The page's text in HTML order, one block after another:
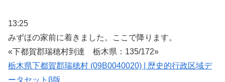
13:25
みずほの家前に着きました。ここで降ります。
«下都賀郡瑞穂村到達 栃木県：135/172»
栃木県下都賀郡瑞穂村 (09B0040020) | 歴史的行政区域デ
ータセットβ版